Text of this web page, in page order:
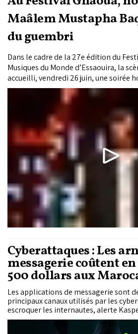
Maâlem Mustapha
du guembri
Dans le cadre de la 27e édition du
Musiques du Monde d’Essaouira, la
accueilli, vendredi 26 juin, une soirée
Maâlem Mustapha Baqbou, près d’un
Présent à chacune des éditions du
le maître du guembri a été célébré à
son parcours, des témoignages de
disciples, puis...
Cyberattaques : Les
messagerie coûtent
500 dollars aux
Les applications de messagerie sont
principaux canaux utilisés par les
escroquer les internautes, alerte
victimes perdent en moyenne 504,28
de 8% déclarent des pertes